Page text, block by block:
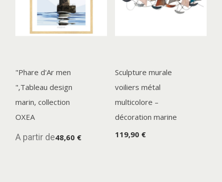
"Phare d'Ar men
",Tableau design
marin, collection
OXEA
A partir de48,60 €
Sculpture murale
voiliers métal
multicolore –
décoration marine
119,90 €